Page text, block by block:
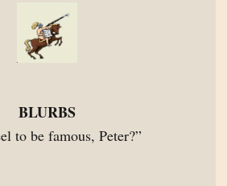
BLURBS
to be famous, Peter?”